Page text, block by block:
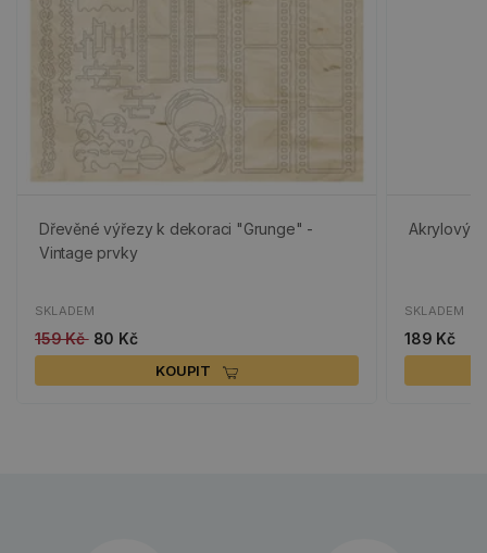
Dřevěné výřezy k dekoraci "Grunge" -
Vintage prvky
SKLADEM
159 Kč 80 Kč
KOUPIT
Akrylový
SKLADEM
189 Kč